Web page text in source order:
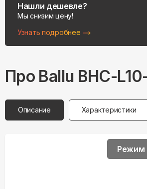
Нашли дешевле?
Мы снизим цену!
Узнать подробнее
Про Ballu BHC-
Описание Характеристики
Режим